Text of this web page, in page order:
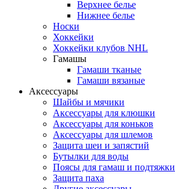
Верхнее белье
Нижнее белье
Носки
Хоккейки
Хоккейки клубов NHL
Гамашы
Гамаши тканые
Гамаши вязаные
Аксессуары
Шайбы и мячики
Аксессуары для клюшки
Аксессуары для коньков
Аксессуары для шлемов
Защита шеи и запястий
Бутылки для воды
Поясы для гамаш и подтяжки
Защита паха